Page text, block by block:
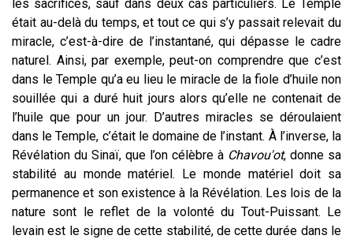
les sacrifices, sauf dans deux cas particuliers. Le Temple
était au-delà du temps, et tout ce qui s’y passait relevait du
miracle, c’est-à-dire de l’instantané, qui dépasse le cadre
naturel. Ainsi, par exemple, peut-on comprendre que c’est
dans le Temple qu’a eu lieu le miracle de la fiole d’huile non
souillée qui a duré huit jours alors qu’elle ne contenait de
l’huile que pour un jour. D’autres miracles se déroulaient
dans le Temple, c’était le domaine de l’instant. À l’inverse, la
Révélation du Sinaï, que l’on célèbre à Chavou'ot, donne sa
stabilité au monde matériel. Le monde matériel doit sa
permanence et son existence à la Révélation. Les lois de la
nature sont le reflet de la volonté du Tout-Puissant. Le
levain est le signe de cette stabilité, de cette durée dans le